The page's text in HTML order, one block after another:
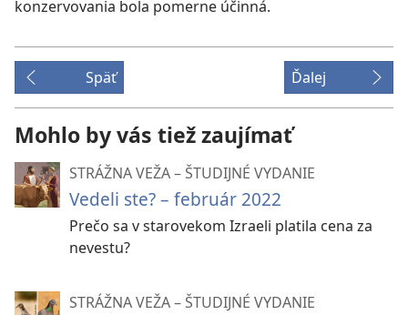
konzervovania bola pomerne účinná.
Späť Ďalej
Mohlo by vás tiež zaujímať
STRÁŽNA VEŽA – ŠTUDIJNÉ VYDANIE
Vedeli ste? – február 2022
Prečo sa v starovekom Izraeli platila cena za
nevestu?
STRÁŽNA VEŽA – ŠTUDIJNÉ VYDANIE